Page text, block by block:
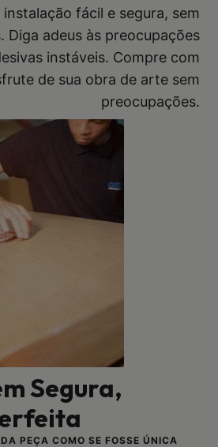
fácil e segura, sem
Diga adeus às preocupações
instáveis. Compre com
de sua obra de arte sem
preocupações.
Segura,
PEÇA COMO SE FOSSE ÚNICA